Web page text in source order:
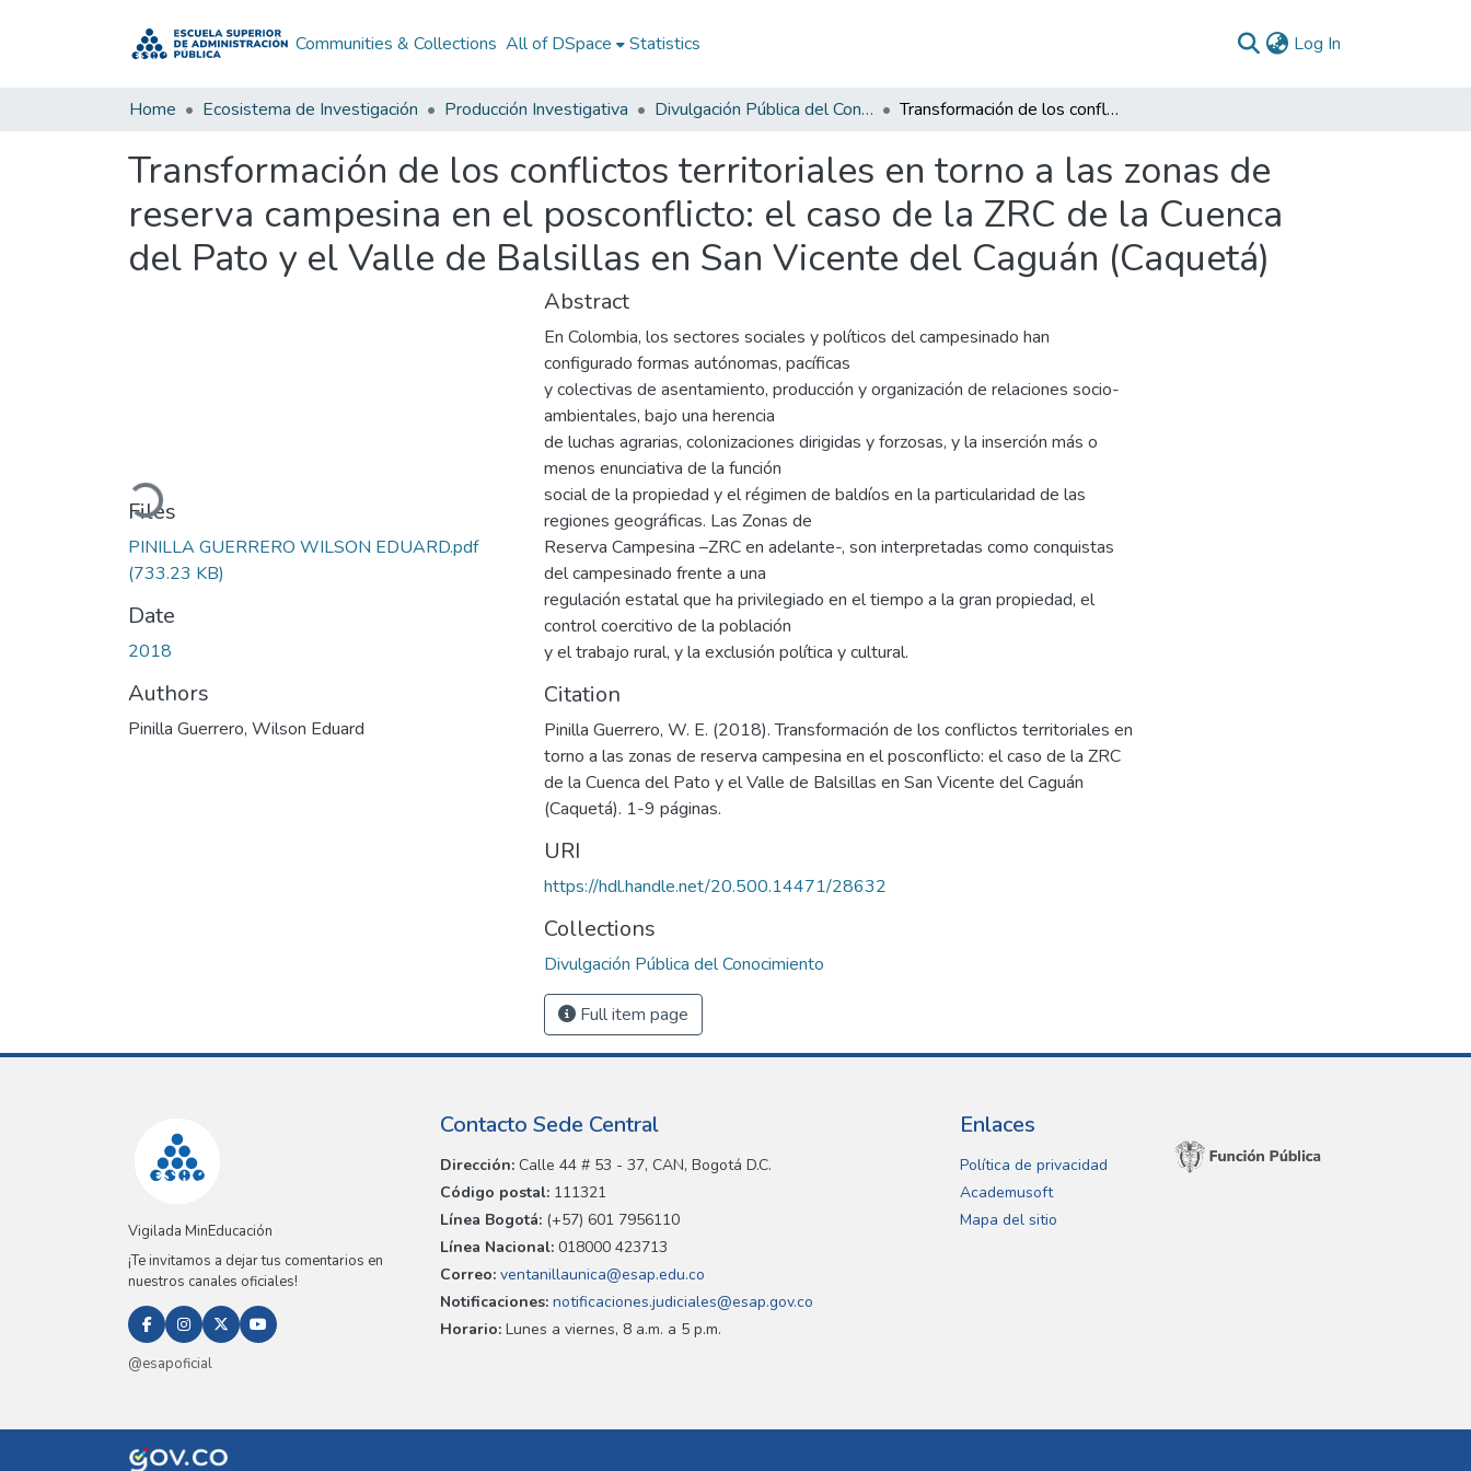
Communities & Collections All of DSpace Statistics Log In
Home Ecosistema de Investigación Producción Investigativa Divulgación Pública del Conocimiento Transformación de los conflictos territoriales en torno a las zonas de reserva campesina en el posconflicto: el caso de la ZRC de la Cuenca del Pato y el Valle de Balsillas en San Vicente del Caguán (Caquetá)
Transformación de los conflictos territoriales en torno a las zonas de
reserva campesina en el posconflicto: el caso de la ZRC de la Cuenca
del Pato y el Valle de Balsillas en San Vicente del Caguán (Caquetá)
Loading...
Files
PINILLA GUERRERO WILSON EDUARD.pdf
(733.23 KB)
Date
2018
Authors
Pinilla Guerrero, Wilson Eduard
Abstract
En Colombia, los sectores sociales y políticos del campesinado han
configurado formas autónomas, pacíficas
y colectivas de asentamiento, producción y organización de relaciones socio-
ambientales, bajo una herencia
de luchas agrarias, colonizaciones dirigidas y forzosas, y la inserción más o
menos enunciativa de la función
social de la propiedad y el régimen de baldíos en la particularidad de las
regiones geográficas. Las Zonas de
Reserva Campesina –ZRC en adelante-, son interpretadas como conquistas
del campesinado frente a una
regulación estatal que ha privilegiado en el tiempo a la gran propiedad, el
control coercitivo de la población
y el trabajo rural, y la exclusión política y cultural.
Citation
Pinilla Guerrero, W. E. (2018). Transformación de los conflictos territoriales en
torno a las zonas de reserva campesina en el posconflicto: el caso de la ZRC
de la Cuenca del Pato y el Valle de Balsillas en San Vicente del Caguán
(Caquetá). 1-9 páginas.
URI
https://hdl.handle.net/20.500.14471/28632
Collections
Divulgación Pública del Conocimiento
Full item page
Vigilada MinEducación
¡Te invitamos a dejar tus comentarios en
nuestros canales oficiales!
@esapoficial
Contacto Sede Central
Dirección: Calle 44 # 53 - 37, CAN, Bogotá D.C.
Código postal: 111321
Línea Bogotá: (+57) 601 7956110
Línea Nacional: 018000 423713
Correo: ventanillaunica@esap.edu.co
Notificaciones: notificaciones.judiciales@esap.gov.co
Horario: Lunes a viernes, 8 a.m. a 5 p.m.
Enlaces
Política de privacidad
Academusoft
Mapa del sitio